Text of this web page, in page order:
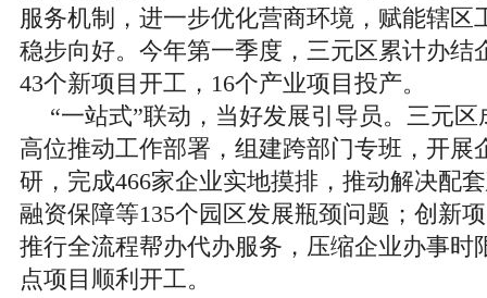
服务机制，进一步优化营商环境，赋能辖区
稳步向好。今年第一季度，三元区累计办结
43个新项目开工，16个产业项目投产。
“一站式”联动，当好发展引导员。三元
高位推动工作部署，组建跨部门专班，开展
研，完成466家企业实地摸排，推动解决配
融资保障等135个园区发展瓶颈问题；创新
推行全流程帮办代办服务，压缩企业办事时
点项目顺利开工。